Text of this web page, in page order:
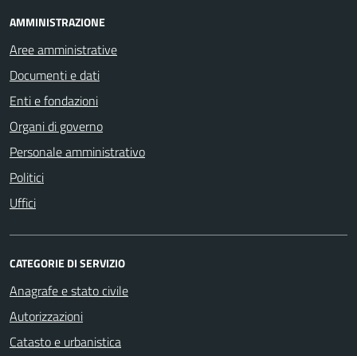
AMMINISTRAZIONE
Aree amministrative
Documenti e dati
Enti e fondazioni
Organi di governo
Personale amministrativo
Politici
Uffici
CATEGORIE DI SERVIZIO
Anagrafe e stato civile
Autorizzazioni
Catasto e urbanistica